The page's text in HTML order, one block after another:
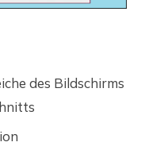
des Bildschirms